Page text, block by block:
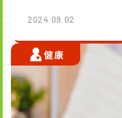
2024.09.02
健康